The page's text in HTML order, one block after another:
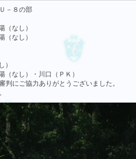
－８の部
（なし）
（なし）
）
（なし）・川口（ＰＫ）
判にご協力ありがとうございました。